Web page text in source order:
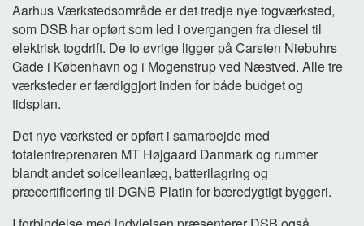
Aarhus Værkstedsområde er det tredje nye togværksted,
som DSB har opført som led i overgangen fra diesel til
elektrisk togdrift. De to øvrige ligger på Carsten Niebuhrs
Gade i København og i Mogenstrup ved Næstved. Alle tre
værksteder er færdiggjort inden for både budget og
tidsplan.
Det nye værksted er opført i samarbejde med
totalentreprenøren MT Højgaard Danmark og rummer
blandt andet solcelleanlæg, batterilagring og
præcertificering til DGNB Platin for bæredygtigt byggeri.